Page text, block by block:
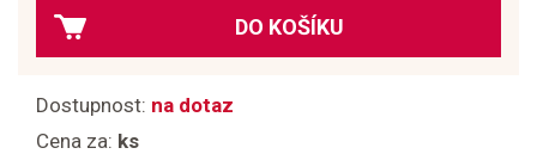
DO KOŠÍKU
Dostupnost: na dotaz
Cena za: ks